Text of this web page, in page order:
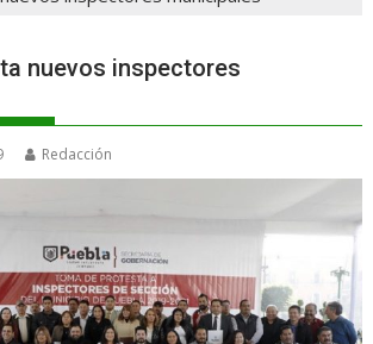
nuevos inspectores
Redacción